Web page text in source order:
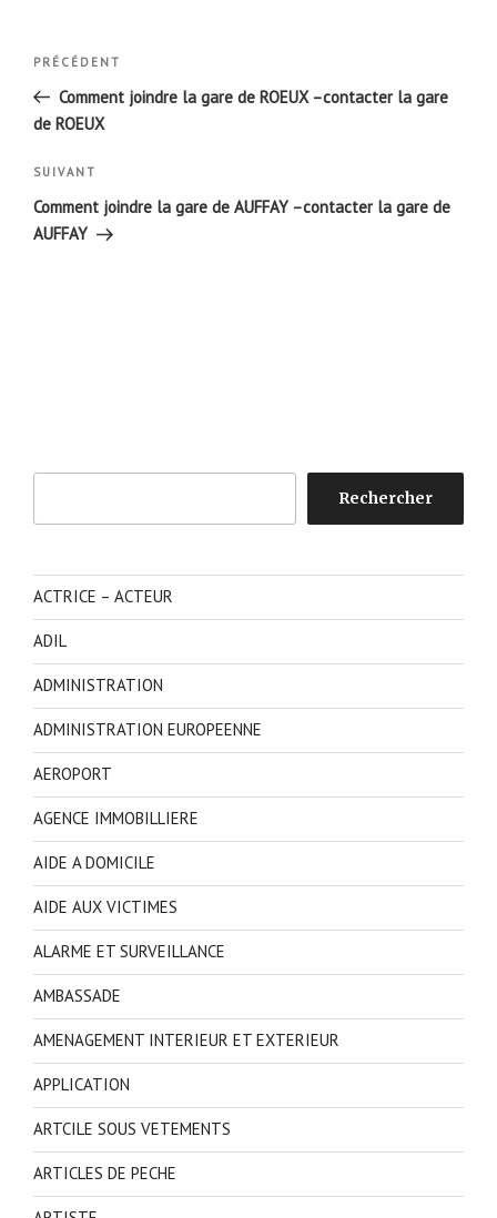
Navigation
l’article
Article
précédent
PRÉCÉDENT
Comment joindre la gare de ROEUX –contacter la gare
de ROEUX
Article
suivant
SUIVANT
Comment joindre la gare de AUFFAY –contacter la gare de
AUFFAY
Rechercher
ACTRICE – ACTEUR
ADIL
ADMINISTRATION
ADMINISTRATION EUROPEENNE
AEROPORT
AGENCE IMMOBILLIERE
AIDE A DOMICILE
AIDE AUX VICTIMES
ALARME ET SURVEILLANCE
AMBASSADE
AMENAGEMENT INTERIEUR ET EXTERIEUR
APPLICATION
ARTCILE SOUS VETEMENTS
ARTICLES DE PECHE